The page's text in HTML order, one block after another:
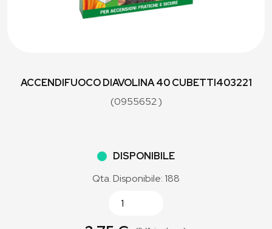
ACCENDIFUOCO DIAVOLINA 40 CUBETTI403221
(0955652 )
DISPONIBILE
Qta. Disponibile: 188